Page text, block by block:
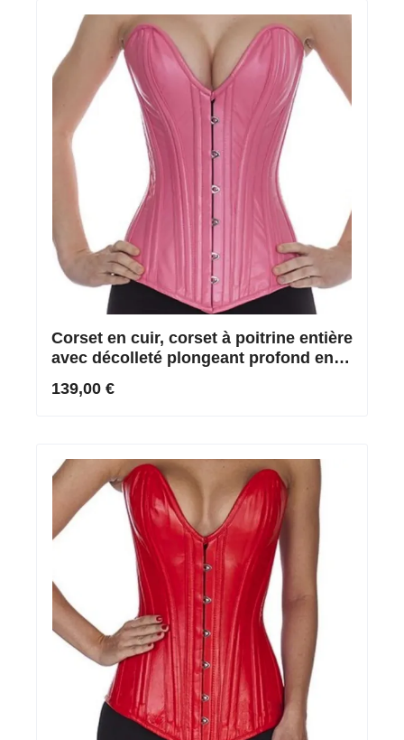
Corset en cuir, corset à poitrine entière
avec décolleté plongeant profond en
139,00 €